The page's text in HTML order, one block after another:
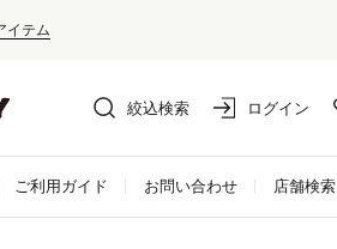
セール対象外アイテムは10%ポイント還元！
絞込検索 ログイン
ご利用ガイド お問い合わせ 店舗検索